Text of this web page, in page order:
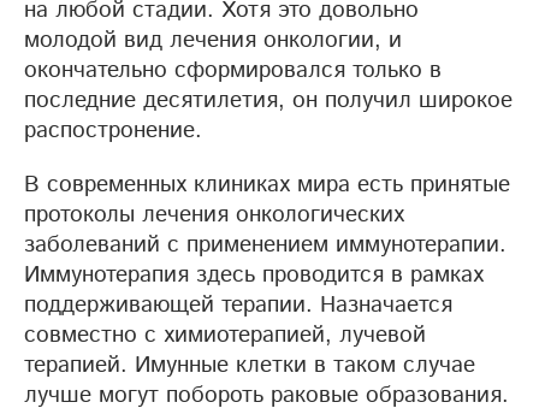
на любой стадии. Хотя это довольно
молодой вид лечения онкологии, и
окончательно сформировался только в
последние десятилетия, он получил широкое
распостронение.
В современных клиниках мира есть принятые
протоколы лечения онкологических
заболеваний с применением иммунотерапии.
Иммунотерапия здесь проводится в рамках
поддерживающей терапии. Назначается
совместно с химиотерапией, лучевой
терапией. Имунные клетки в таком случае
лучше могут побороть раковые образования.